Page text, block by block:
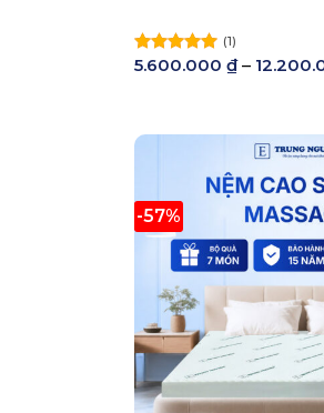
Được xếp
(1)
5.600.000 ₫ –
-57%